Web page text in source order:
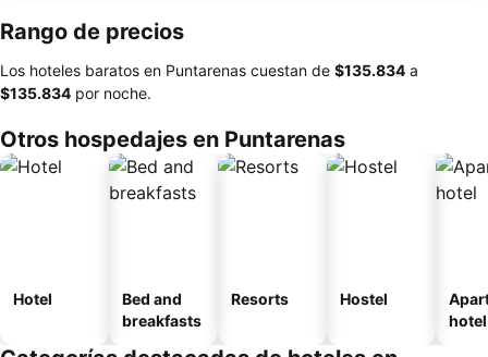
Rango de precios
Los hoteles baratos en Puntarenas cuestan de ‎$135.834 a
‎$135.834 por noche.
Otros hospedajes en Puntarenas
Hotel
Bed and
breakfasts
Resorts Hostel
hotel